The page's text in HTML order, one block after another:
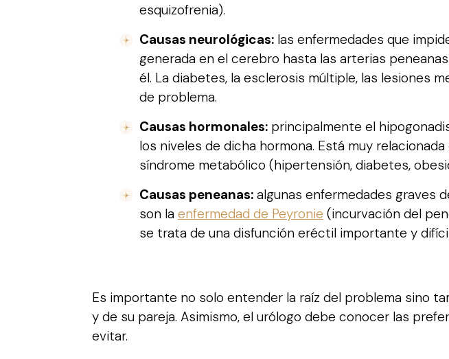
esquizofrenia).
Causas neurológicas:las enfermedades que
generada en el cerebro hasta las arterias
él. La diabetes, la esclerosis múltiple, las lesiones
de problema.
Causas hormonales:principalmente el
los niveles de dicha hormona. Está muy
síndrome metabólico (hipertensión, diabetes,
Causas peneanas:algunas enfermedades graves
son la enfermedad de Peyronie (incurvación del
se trata de una disfunción eréctil importante y
Es importante no solo entender la raíz del problema sino
y de su pareja. Asimismo, el urólogo debe conocer las
evitar.